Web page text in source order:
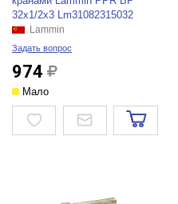
32х1/2х3 Lm31082315032
Lammin
Задать вопрос
974
Мало